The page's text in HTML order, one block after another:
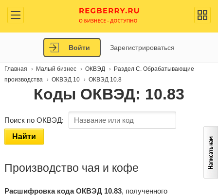
Войти Зарегистрироваться
Главная Малый бизнес ОКВЭД
Раздел C. Обрабатывающие
производства
ОКВЭД 10 ОКВЭД 10.8
Коды ОКВЭД: 10.83
Поиск по ОКВЭД:
Найти
Производство чая и кофе
Расшифровка кода ОКВЭД 10.83, полученного